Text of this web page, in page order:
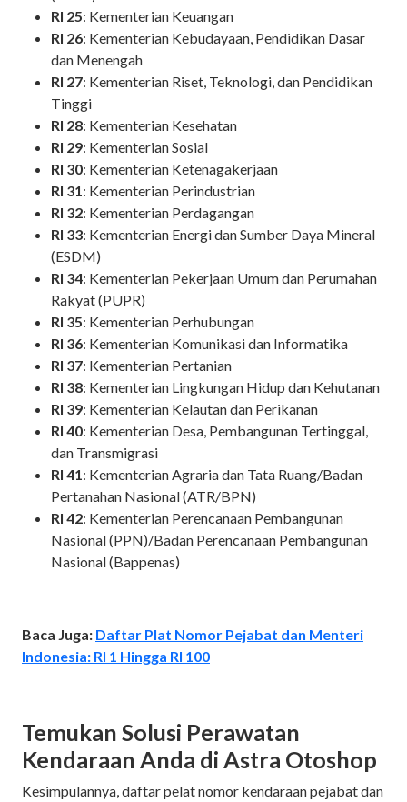
RI 25: Kementerian Keuangan
RI 26: Kementerian Kebudayaan, Pendidikan Dasar
dan Menengah
RI 27: Kementerian Riset, Teknologi, dan Pendidikan
Tinggi
RI 28: Kementerian Kesehatan
RI 29: Kementerian Sosial
RI 30: Kementerian Ketenagakerjaan
RI 31: Kementerian Perindustrian
RI 32: Kementerian Perdagangan
RI 33: Kementerian Energi dan Sumber Daya Mineral
(ESDM)
RI 34: Kementerian Pekerjaan Umum dan Perumahan
Rakyat (PUPR)
RI 35: Kementerian Perhubungan
RI 36: Kementerian Komunikasi dan Informatika
RI 37: Kementerian Pertanian
RI 38: Kementerian Lingkungan Hidup dan Kehutanan
RI 39: Kementerian Kelautan dan Perikanan
RI 40: Kementerian Desa, Pembangunan Tertinggal,
dan Transmigrasi
RI 41: Kementerian Agraria dan Tata Ruang/Badan
Pertanahan Nasional (ATR/BPN)
RI 42: Kementerian Perencanaan Pembangunan
Nasional (PPN)/Badan Perencanaan Pembangunan
Nasional (Bappenas)
Baca Juga: Daftar Plat Nomor Pejabat dan Menteri
Indonesia: RI 1 Hingga RI 100
Temukan Solusi Perawatan
Kendaraan Anda di Astra Otoshop
Kesimpulannya, daftar pelat nomor kendaraan pejabat dan